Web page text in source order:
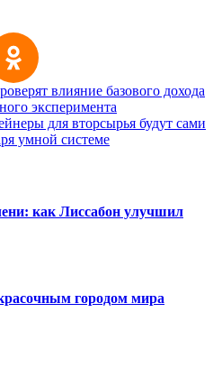
влияние базового дохода
эксперимента
для вторсырья будут сами
умной системе
как Лиссабон улучшил
городом мира